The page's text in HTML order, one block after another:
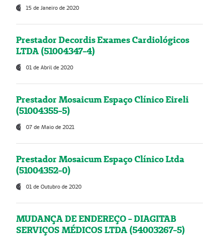
15 de Janeiro de 2020
Prestador Decordis Exames Cardiológicos
LTDA (51004347-4)
01 de Abril de 2020
Prestador Mosaicum Espaço Clínico Eireli
(51004355-5)
07 de Maio de 2021
Prestador Mosaicum Espaço Clínico Ltda
(51004352-0)
01 de Outubro de 2020
MUDANÇA DE ENDEREÇO - DIAGITAB
SERVIÇOS MÉDICOS LTDA (54003267-5)